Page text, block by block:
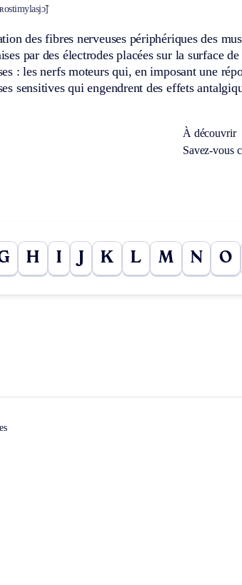
des fibres nerveuses périphériques des
par des électrodes placées sur la surface
: les nerfs moteurs qui, en imposant une
sensitives qui engendrent des effets
À découvrir
Savez-vous
H I K L M N O